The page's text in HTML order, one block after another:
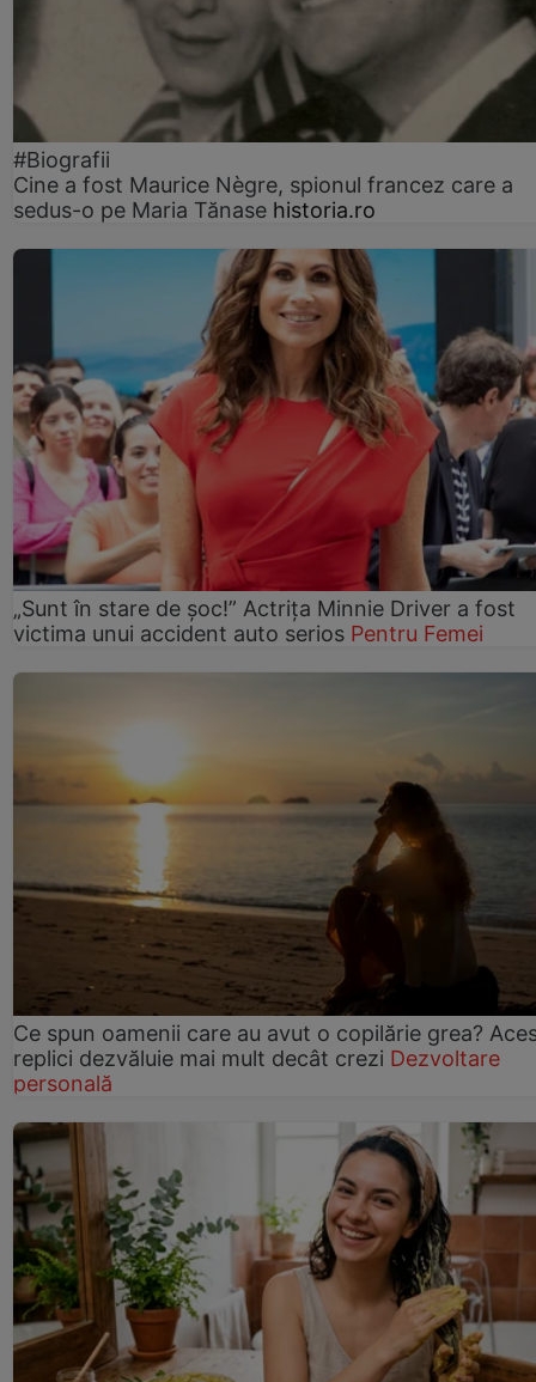
#Biografii
Cine a fost Maurice Nègre, spionul francez care a
sedus-o pe Maria Tănase historia.ro
„Sunt în stare de șoc!” Actrița Minnie Driver a fost
victima unui accident auto serios Pentru Femei
Ce spun oamenii care au avut o copilărie grea?
replici dezvăluie mai mult decât crezi Dezvoltare
personală